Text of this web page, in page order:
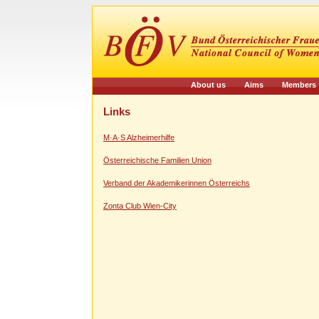
About us Aims Members
Links
M·A·S Alzheimerhilfe
Österreichische Familien Union
Verband der Akademikerinnen Österreichs
Zonta Club Wien-City